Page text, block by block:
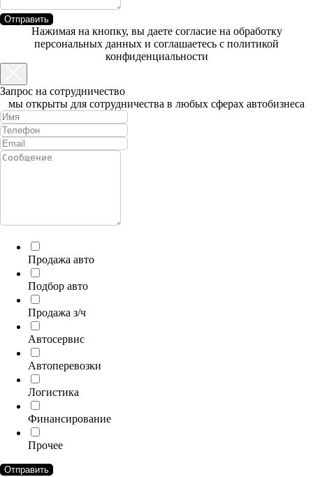
Отправить
Нажимая на кнопку, вы даете согласие на обработку
персональных данных и соглашаетесь c политикой
конфиденциальности
Запрос на сотрудничество
мы открыты для сотрудничества в любых сферах автобизнеса
Продажа авто
Подбор авто
Продажа з/ч
Автосервис
Автоперевозки
Логистика
Финансирование
Прочее
Отправить